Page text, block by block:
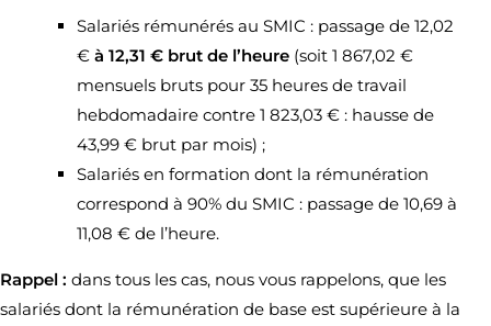
Salariés rémunérés au SMIC : passage de 12,02
€ à 12,31 € brut de l’heure (soit 1 867,02 €
mensuels bruts pour 35 heures de travail
hebdomadaire contre 1 823,03 € : hausse de
43,99 € brut par mois) ;
Salariés en formation dont la rémunération
correspond à 90% du SMIC : passage de 10,69 à
11,08 € de l’heure.
Rappel : dans tous les cas, nous vous rappelons, que les
salariés dont la rémunération de base est supérieure à la